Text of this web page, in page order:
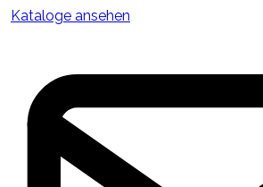
Kataloge ansehen